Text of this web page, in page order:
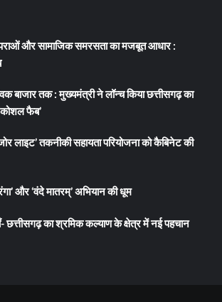
और सामाजिक समरसता का मजबूत आधार :
बाजार तक : मुख्यमंत्री ने लॉन्च किया छत्तीसगढ़ का
फैब’
लाइट’ तकनीकी सहायता परियोजना को कैबिनेट की
और ‘वंदे मातरम्’ अभियान की धूम
छत्तीसगढ़ का श्रमिक कल्याण के क्षेत्र में नई पहचान